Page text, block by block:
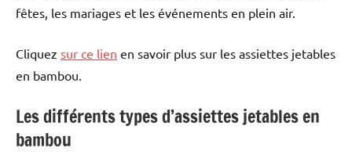
fêtes, les mariages et les événements en plein air.
Cliquez sur ce lien en savoir plus sur les assiettes jetables
en bambou.
Les différents types d’assiettes jetables en
bambou